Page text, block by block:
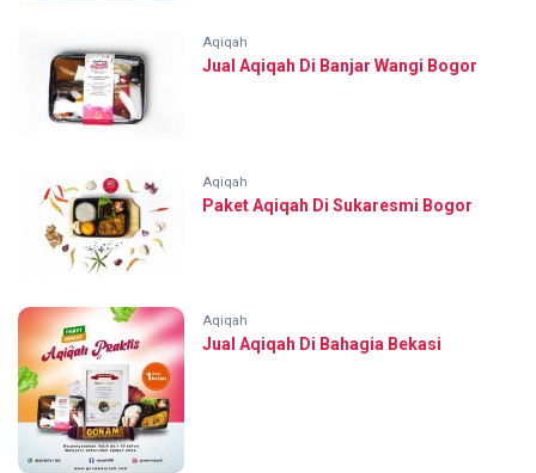
Aqiqah
Jual Aqiqah Di Banjar Wangi Bogor
Aqiqah
Paket Aqiqah Di Sukaresmi Bogor
Aqiqah
Jual Aqiqah Di Bahagia Bekasi